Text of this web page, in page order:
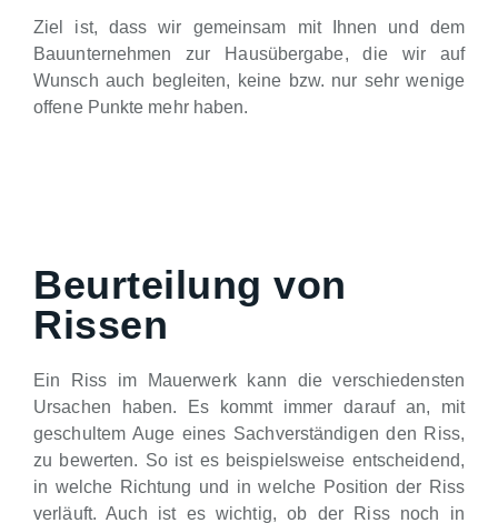
Ziel ist, dass wir gemeinsam mit Ihnen und dem
Bauunternehmen zur Hausübergabe, die wir auf
Wunsch auch begleiten, keine bzw. nur sehr wenige
offene Punkte mehr haben.
Beurteilung von
Rissen
Ein Riss im Mauerwerk kann die verschiedensten
Ursachen haben. Es kommt immer darauf an, mit
geschultem Auge eines Sachverständigen den Riss,
zu bewerten. So ist es beispielsweise entscheidend,
in welche Richtung und in welche Position der Riss
verläuft. Auch ist es wichtig, ob der Riss noch in